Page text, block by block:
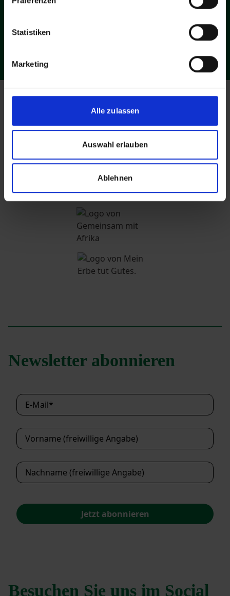
Statistiken
Marketing
Alle zulassen
Auswahl erlauben
Ablehnen
Newsletter abonnieren
Jetzt abonnieren
Besuchen Sie uns im Social